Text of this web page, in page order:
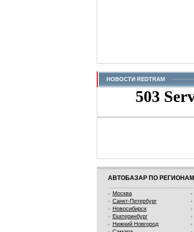
НОВОСТИ REDTRAM
АВТОБАЗАР ПО РЕГИОНАМ
Москва
Санкт-Петербург
Новосибирск
Екатеринбург
Нижний Новгород